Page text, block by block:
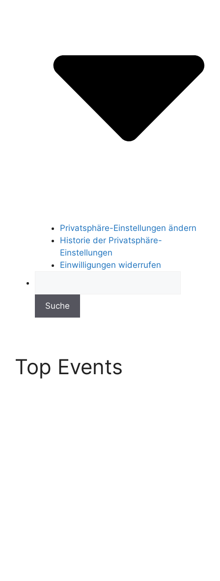
Privatsphäre-Einstellungen ändern
Historie der Privatsphäre-
Einstellungen
Einwilligungen widerrufen
Top Events